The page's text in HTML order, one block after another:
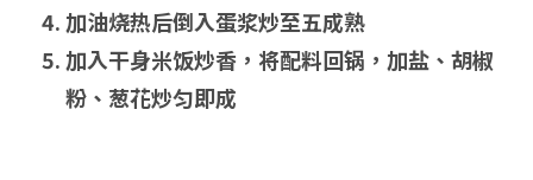
加油烧热后倒入蛋浆炒至五成熟
加入干身米饭炒香，将配料回锅，加盐、胡椒
粉、葱花炒匀即成